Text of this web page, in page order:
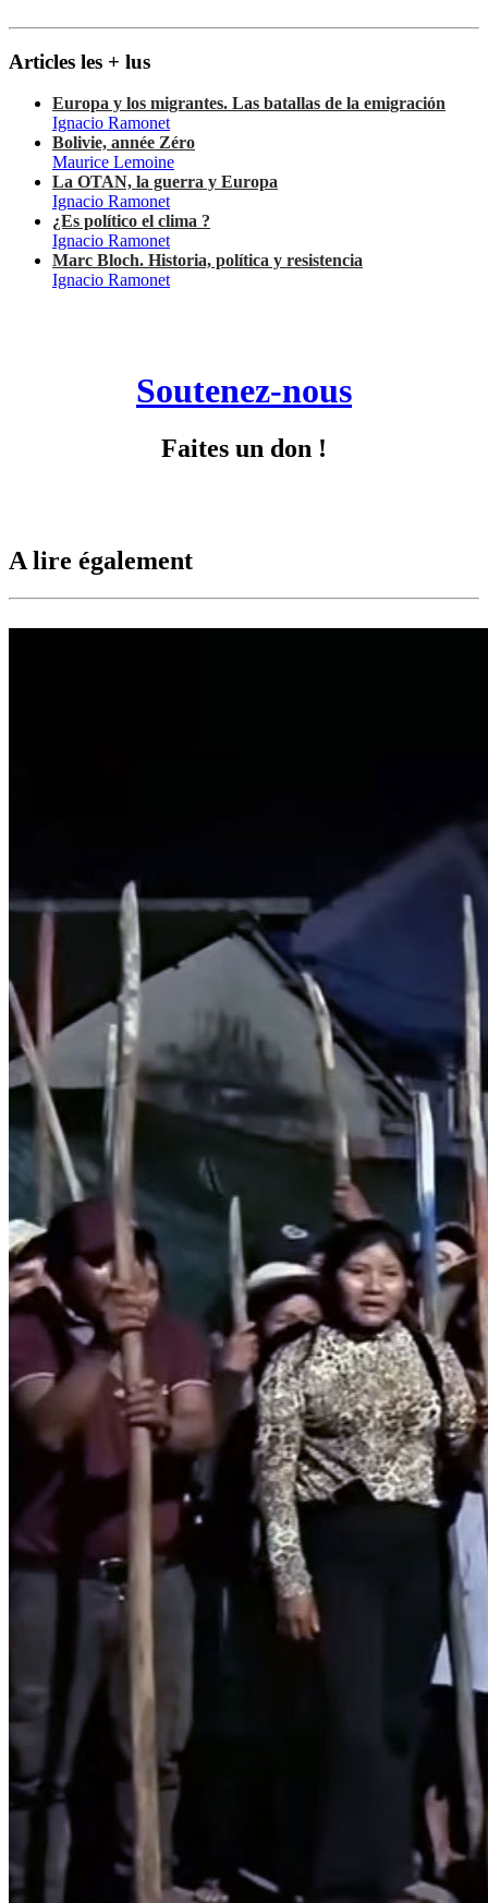
Articles les + lus
Europa y los migrantes. Las batallas de la emigración
Ignacio Ramonet
Bolivie, année Zéro
Maurice Lemoine
La OTAN, la guerra y Europa
Ignacio Ramonet
¿Es político el clima ?
Ignacio Ramonet
Marc Bloch. Historia, política y resistencia
Ignacio Ramonet
Soutenez-nous
Faites un don !
A lire également